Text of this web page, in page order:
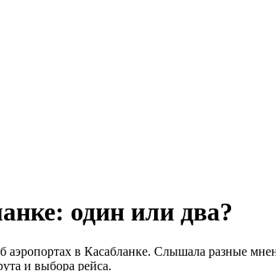
один или два?
в Касабланке. Слышала разные
и выбора рейса.